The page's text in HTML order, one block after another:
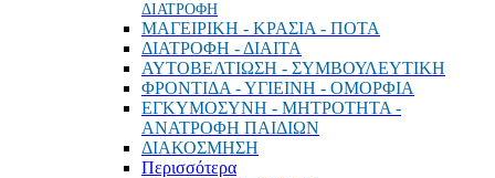
ΔΙΑΤΡΟΦΗ
ΜΑΓΕΙΡΙΚΗ - ΚΡΑΣΙΑ - ΠΟΤΑ
ΔΙΑΤΡΟΦΗ - ΔΙΑΙΤΑ
ΑΥΤΟΒΕΛΤΙΩΣΗ - ΣΥΜΒΟΥΛΕΥΤΙΚΗ
ΦΡΟΝΤΙΔΑ - ΥΓΙΕΙΝΗ - ΟΜΟΡΦΙΑ
ΕΓΚΥΜΟΣΥΝΗ - ΜΗΤΡΟΤΗΤΑ -
ΑΝΑΤΡΟΦΗ ΠΑΙΔΙΩΝ
ΔΙΑΚΟΣΜΗΣΗ
Περισσότερα